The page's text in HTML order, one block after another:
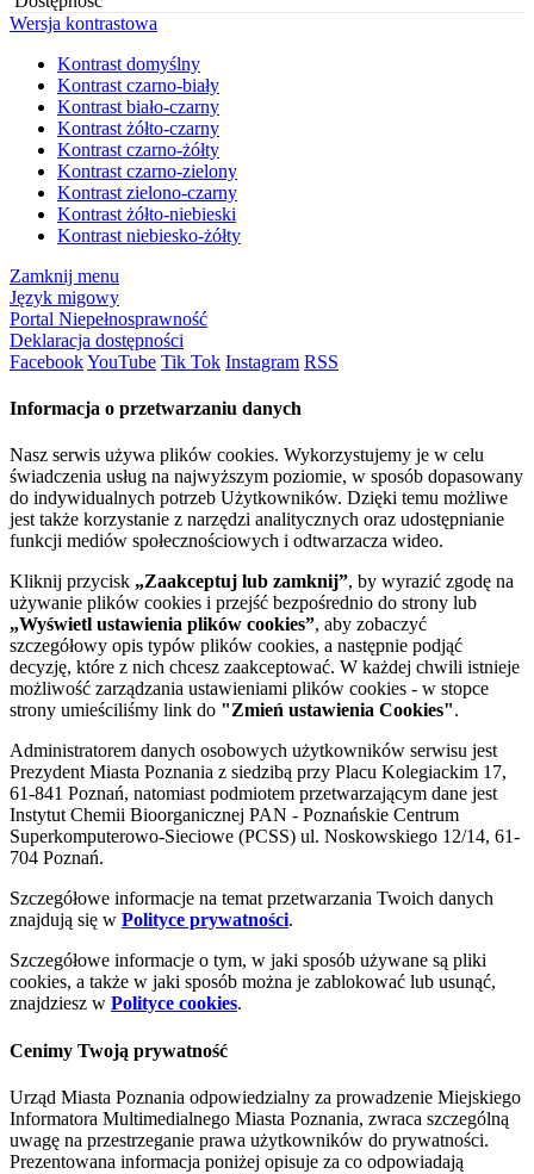
Wersja kontrastowa
Kontrast domyślny
Kontrast czarno-biały
Kontrast biało-czarny
Kontrast żółto-czarny
Kontrast czarno-żółty
Kontrast czarno-zielony
Kontrast zielono-czarny
Kontrast żółto-niebieski
Kontrast niebiesko-żółty
Zamknij menu
Język migowy
Portal Niepełnosprawność
Deklaracja dostępności
FacebookYouTube Tik Tok Instagram RSS
Informacja o przetwarzaniu danych
Nasz serwis używa plików cookies. Wykorzystujemy je w celu
świadczenia usług na najwyższym poziomie, w sposób dopasowany
do indywidualnych potrzeb Użytkowników. Dzięki temu możliwe
jest także korzystanie z narzędzi analitycznych oraz udostępnianie
funkcji mediów społecznościowych i odtwarzacza wideo.
Kliknij przycisk „Zaakceptuj lub zamknij”, by wyrazić zgodę na
używanie plików cookies i przejść bezpośrednio do strony lub
„Wyświetl ustawienia plików cookies”, aby zobaczyć
szczegółowy opis typów plików cookies, a następnie podjąć
decyzję, które z nich chcesz zaakceptować. W każdej chwili istnieje
możliwość zarządzania ustawieniami plików cookies - w stopce
strony umieściliśmy link do "Zmień ustawienia Cookies".
Administratorem danych osobowych użytkowników serwisu jest
Prezydent Miasta Poznania z siedzibą przy Placu Kolegiackim 17,
61-841 Poznań, natomiast podmiotem przetwarzającym dane jest
Instytut Chemii Bioorganicznej PAN - Poznańskie Centrum
Superkomputerowo-Sieciowe (PCSS) ul. Noskowskiego 12/14, 61-
704 Poznań.
Szczegółowe informacje na temat przetwarzania Twoich danych
znajdują się w Polityce prywatności.
Szczegółowe informacje o tym, w jaki sposób używane są pliki
cookies, a także w jaki sposób można je zablokować lub usunąć,
znajdziesz w Polityce cookies.
Cenimy Twoją prywatność
Urząd Miasta Poznania odpowiedzialny za prowadzenie Miejskiego
Informatora Multimedialnego Miasta Poznania, zwraca szczególną
uwagę na przestrzeganie prawa użytkowników do prywatności.
Prezentowana informacja poniżej opisuje za co odpowiadają